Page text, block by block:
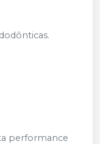
performance